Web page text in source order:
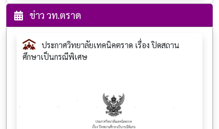
ข่าว วท.ตราด
ประกาศวิทยาลัยเทคนิคตราด เรื่อง ปิดสถาน
ศึกษาเป็นกรณีพิเศษ